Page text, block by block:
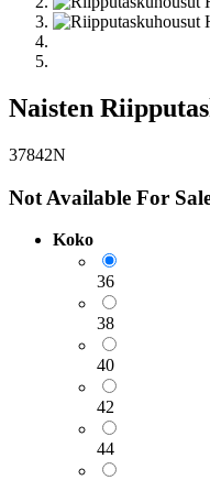
Naisten
37842N
Not Available For
Koko
36
38
40
42
44